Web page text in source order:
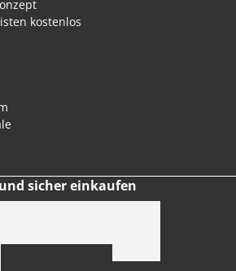
kostenlos
sicher einkaufen